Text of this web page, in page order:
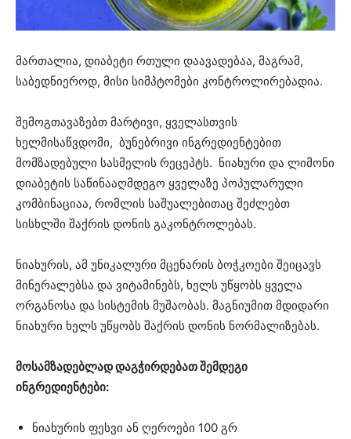
მართალია, დიაბეტი რთული დაავადებაა, მაგრამ,
საბედნიეროდ, მისი სიმპტომები კონტროლირებადია.
შემოგთავაზებთ მარტივი, ყველასთვის
ხელმისაწვდომი, ბუნებრივი ინგრედიენტებით
მომზადებული სასმელის რეცეპტს. ნიახური და ლიმონი
დიაბეტის საწინააღმდეგო ყველაზე პოპულარული
კომბინაციაა, რომლის საშუალებითაც შეძლებთ
სისხლში შაქრის დონის გაკონტროლებას.
ნიახურის, ამ უნიკალური მცენარის ბოჭკოები შეიცავს
მინერალებსა და ვიტამინებს, ხელს უწყობს ყველა
ორგანოსა და სისტემის მუშაობას. მაგნიუმით მდიდარი
ნიახური ხელს უწყობს შაქრის დონის ნორმალიზებას.
მოსამზადებლად დაგჭირდებათ შემდეგი
ინგრედიენტები:
ნიახურის ფესვი ან ღეროები 100 გრ